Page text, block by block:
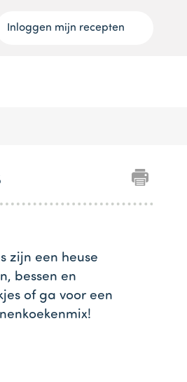
Inloggen mijn recepten
zijn een heuse
bessen en
of ga voor een